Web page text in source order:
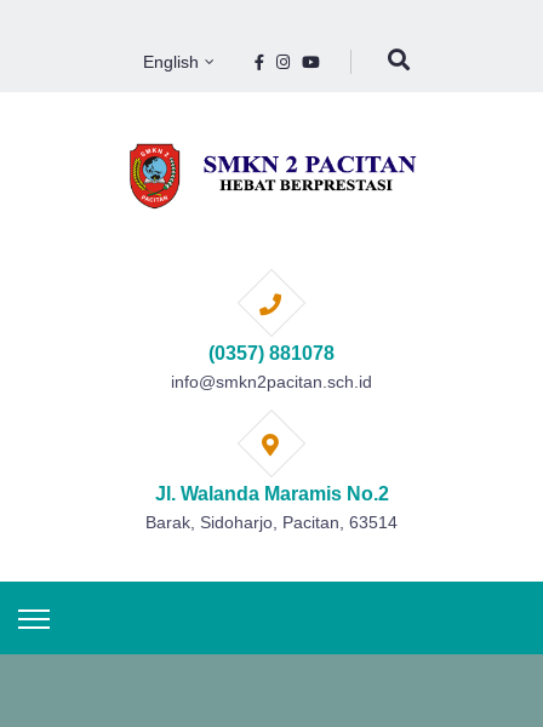
English
(0357) 881078
info@smkn2pacitan.sch.id
Jl. Walanda Maramis No.2
Barak, Sidoharjo, Pacitan, 63514